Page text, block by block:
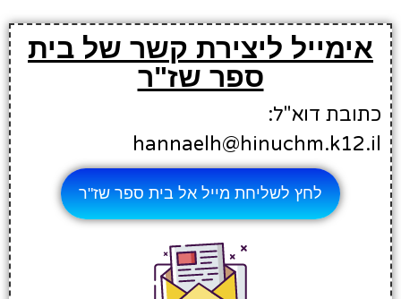
אימייל ליצירת קשר של בית
ספר שז"ר
כתובת דוא"ל:
hannaelh@hinuchm.k12.il
לחץ לשליחת מייל אל בית ספר שז"ר